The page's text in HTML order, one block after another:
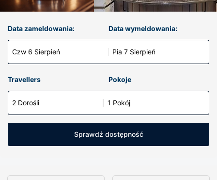
Data zameldowania:
Czw 6 Sierpień
Data wymeldowania:
Pia 7 Sierpień
Travellers Pokoje
2 Dorośli 1 Pokój
Sprawdź dostępność